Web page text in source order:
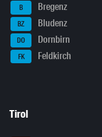
B Bregenz
BZ Bludenz
DO Dornbirn
FK Feldkirch
Tirol